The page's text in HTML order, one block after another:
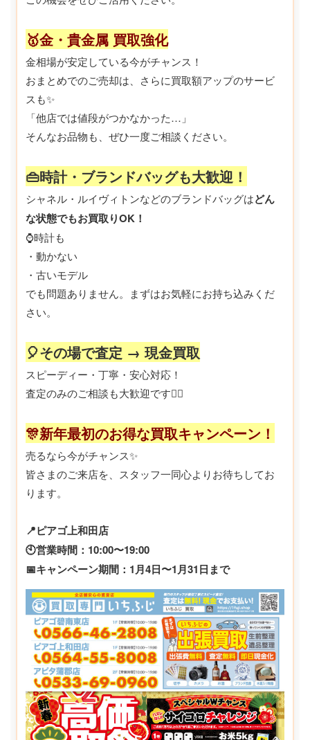
🥇金・貴金属 買取強化
金相場が安定している今がチャンス！
おまとめでのご売却は、さらに買取額アップのサービ
スも✨
「他店では値段がつかなかった…」
そんなお品物も、ぜひ一度ご相談ください。
👜時計・ブランドバッグも大歓迎！
シャネル・ルイヴィトンなどのブランドバッグはどん
な状態でもお買取りOK！
⌚時計も
・動かない
・古いモデル
でも問題ありません。まずはお気軽にお持ち込みくだ
さい。
🎈その場で査定 → 現金買取
スピーディー・丁寧・安心対応！
査定のみのご相談も大歓迎です🙆‍♀️
🎊新年最初のお得な買取キャンペーン！
売るなら今がチャンス✨
皆さまのご来店を、スタッフ一同心よりお待ちしてお
ります。
📍ピアゴ上和田店
🕙営業時間：10:00〜19:00
📅キャンペーン期間：1月4日〜1月31日まで